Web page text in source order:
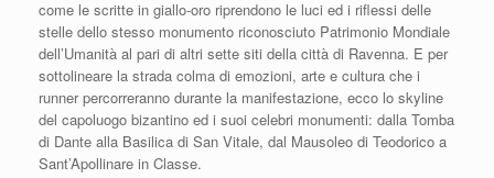
come le scritte in giallo-oro riprendono le luci ed i riflessi delle
stelle dello stesso monumento riconosciuto Patrimonio Mondiale
dell’Umanità al pari di altri sette siti della città di Ravenna. E per
sottolineare la strada colma di emozioni, arte e cultura che i
runner percorreranno durante la manifestazione, ecco lo skyline
del capoluogo bizantino ed i suoi celebri monumenti: dalla Tomba
di Dante alla Basilica di San Vitale, dal Mausoleo di Teodorico a
Sant’Apollinare in Classe.